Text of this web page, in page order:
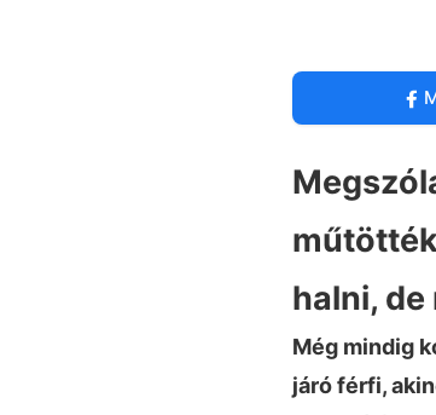
halni, de
Még mindig
járó férfi,